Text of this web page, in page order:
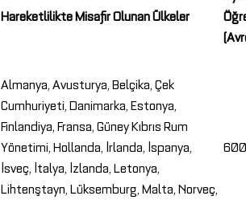
Hareketlilikte Misafir Olunan Ülkeler
Almanya, Avusturya, Belçika, Çek
Cumhuriyeti, Danimarka, Estonya,
Finlandiya, Fransa, Güney Kıbrıs Rum
Yönetimi, Hollanda, İrlanda, İspanya,
İsveç, İtalya, İzlanda, Letonya,
Lihtenştayn, Lüksemburg, Malta, Norveç,
600